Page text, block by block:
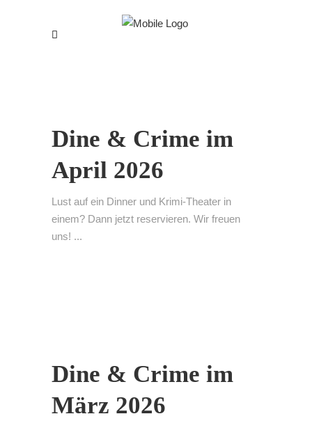
Dine & Crime im
April 2026
Lust auf ein Dinner und Krimi-Theater in
einem? Dann jetzt reservieren. Wir freuen
uns! ...
Dine & Crime im
März 2026